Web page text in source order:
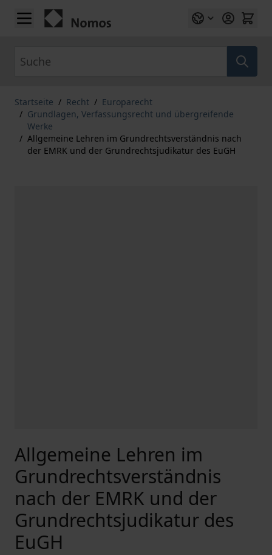
Zum Inhalt springen
Startseite / Recht / Europarecht
/ Grundlagen, Verfassungsrecht und übergreifende
Werke
/ Allgemeine Lehren im Grundrechtsverständnis nach
der EMRK und der Grundrechtsjudikatur des EuGH
Allgemeine Lehren im
Grundrechtsverständnis
nach der EMRK und der
Grundrechtsjudikatur des
EuGH